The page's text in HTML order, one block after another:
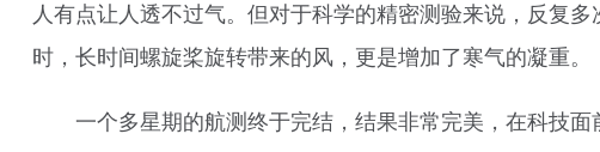
人有点让人透不过气。但对于科学的精密测验来说，反复
时，长时间螺旋桨旋转带来的风，更是增加了寒气的凝重。
一个多星期的航测终于完结，结果非常完美，在科技